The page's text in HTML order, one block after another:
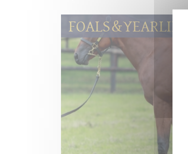
FOALS & YEARLINGS